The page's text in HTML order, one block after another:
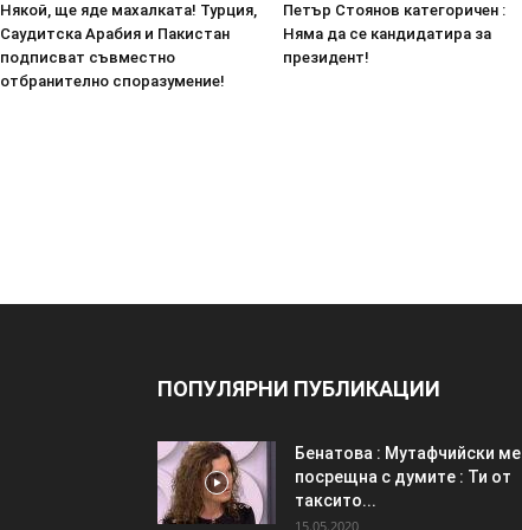
Някой, ще яде махалката! Турция,
Саудитска Арабия и Пакистан
подписват съвместно
отбранително споразумение!
Петър Стоянов категоричен :
Няма да се кандидатира за
президент!
ПОПУЛЯРНИ ПУБЛИКАЦИИ
Бенатова : Мутафчийски ме
посрещна с думите : Ти от
таксито...
15.05.2020